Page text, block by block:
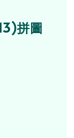
拼圖